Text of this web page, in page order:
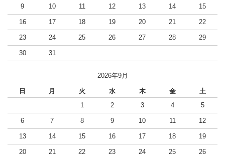
9 10 11 12 13 14 15
16 17 18 19 20 21 22
23 24 25 26 27 28 29
30 31
2026年9月
日 月 火 水 木 金
土
1
2 3 4 5
6 7 8 9 10 11 12
13 14 15 16 17 18 19
20 21 22 23 24 25 26